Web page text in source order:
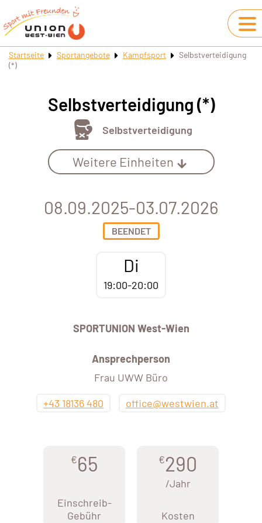
Startseite Sportangebote Kampfsport
Selbstverteidigung
(*)
Selbstverteidigung (*)
Selbstverteidigung
Weitere Einheiten
08.09.2025-03.07.2026
BEENDET
Di
19:00-20:00
SPORTUNION West-Wien
Ansprechperson
Frau UWW Büro
+43 18136 480
office@westwien.at
€65
Einschreib-
Gebühr
€290
/Jahr
Kosten